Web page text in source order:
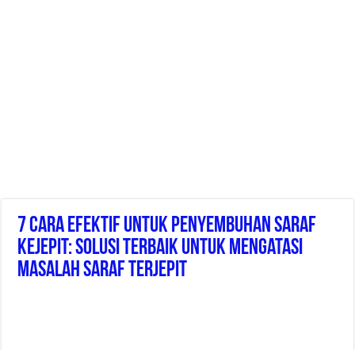
7 Cara Efektif Untuk Penyembuhan Saraf
Kejepit: Solusi Terbaik Untuk Mengatasi
Masalah Saraf Terjepit